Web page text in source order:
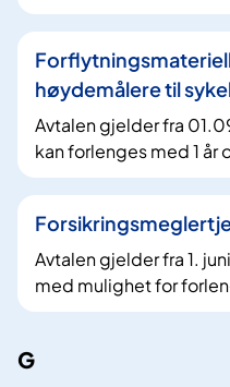
høydemålere til
Avtalen gjelder fra
kan forlenges med 1
Avtalen gjelder fra 1.
med mulighet for
G